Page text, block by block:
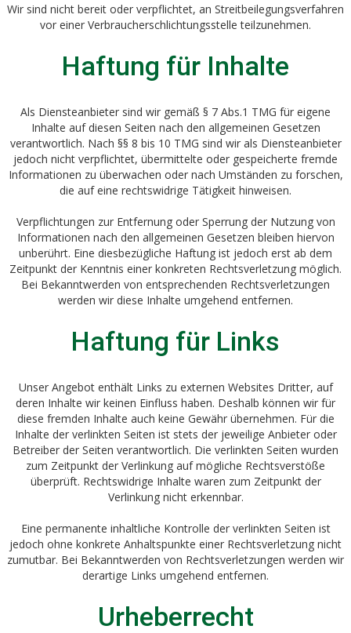
Wir sind nicht bereit oder verpflichtet, an Streitbeilegungsverfahren
vor einer Verbraucherschlichtungsstelle teilzunehmen.
Haftung für Inhalte
Als Diensteanbieter sind wir gemäß § 7 Abs.1 TMG für eigene
Inhalte auf diesen Seiten nach den allgemeinen Gesetzen
verantwortlich. Nach §§ 8 bis 10 TMG sind wir als Diensteanbieter
jedoch nicht verpflichtet, übermittelte oder gespeicherte fremde
Informationen zu überwachen oder nach Umständen zu forschen,
die auf eine rechtswidrige Tätigkeit hinweisen.
Verpflichtungen zur Entfernung oder Sperrung der Nutzung von
Informationen nach den allgemeinen Gesetzen bleiben hiervon
unberührt. Eine diesbezügliche Haftung ist jedoch erst ab dem
Zeitpunkt der Kenntnis einer konkreten Rechtsverletzung möglich.
Bei Bekanntwerden von entsprechenden Rechtsverletzungen
werden wir diese Inhalte umgehend entfernen.
Haftung für Links
Unser Angebot enthält Links zu externen Websites Dritter, auf
deren Inhalte wir keinen Einfluss haben. Deshalb können wir für
diese fremden Inhalte auch keine Gewähr übernehmen. Für die
Inhalte der verlinkten Seiten ist stets der jeweilige Anbieter oder
Betreiber der Seiten verantwortlich. Die verlinkten Seiten wurden
zum Zeitpunkt der Verlinkung auf mögliche Rechtsverstöße
überprüft. Rechtswidrige Inhalte waren zum Zeitpunkt der
Verlinkung nicht erkennbar.
Eine permanente inhaltliche Kontrolle der verlinkten Seiten ist
jedoch ohne konkrete Anhaltspunkte einer Rechtsverletzung nicht
zumutbar. Bei Bekanntwerden von Rechtsverletzungen werden wir
derartige Links umgehend entfernen.
Urheberrecht